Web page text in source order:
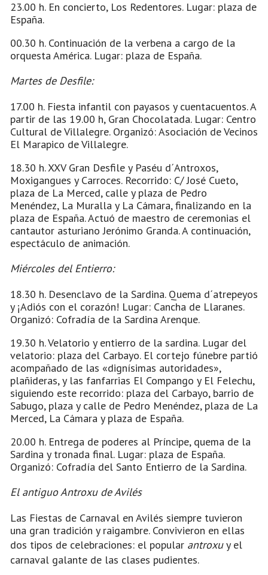
23.00 h. En concierto, Los Redentores. Lugar: plaza de
España.
00.30 h. Continuación de la verbena a cargo de la
orquesta América. Lugar: plaza de España.
Martes de Desfile:
17.00 h. Fiesta infantil con payasos y cuentacuentos. A
partir de las 19.00 h, Gran Chocolatada. Lugar: Centro
Cultural de Villalegre. Organizó: Asociación de Vecinos
El Marapico de Villalegre.
18.30 h. XXV Gran Desfile y Paséu d´Antroxos,
Moxigangues y Carroces. Recorrido: C/ José Cueto,
plaza de La Merced, calle y plaza de Pedro
Menéndez, La Muralla y La Cámara, finalizando en la
plaza de España. Actuó de maestro de ceremonias el
cantautor asturiano Jerónimo Granda. A continuación,
espectáculo de animación.
Miércoles del Entierro:
18.30 h. Desenclavo de la Sardina. Quema d´atrepeyos
y ¡Adiós con el corazón! Lugar: Cancha de Llaranes.
Organizó: Cofradía de la Sardina Arenque.
19.30 h. Velatorio y entierro de la sardina. Lugar del
velatorio: plaza del Carbayo. El cortejo fúnebre partió
acompañado de las «dignísimas autoridades»,
plañideras, y las fanfarrias El Compango y El Felechu,
siguiendo este recorrido: plaza del Carbayo, barrio de
Sabugo, plaza y calle de Pedro Menéndez, plaza de La
Merced, La Cámara y plaza de España.
20.00 h. Entrega de poderes al Príncipe, quema de la
Sardina y tronada final. Lugar: plaza de España.
Organizó: Cofradía del Santo Entierro de la Sardina.
El antiguo Antroxu de Avilés
Las Fiestas de Carnaval en Avilés siempre tuvieron
una gran tradición y raigambre. Convivieron en ellas
dos tipos de celebraciones: el popular antroxuy el
carnaval galante de las clases pudientes.